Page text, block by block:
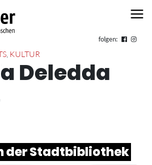
folgen:
, KULTUR
Deledda
der Stadtbibliothek